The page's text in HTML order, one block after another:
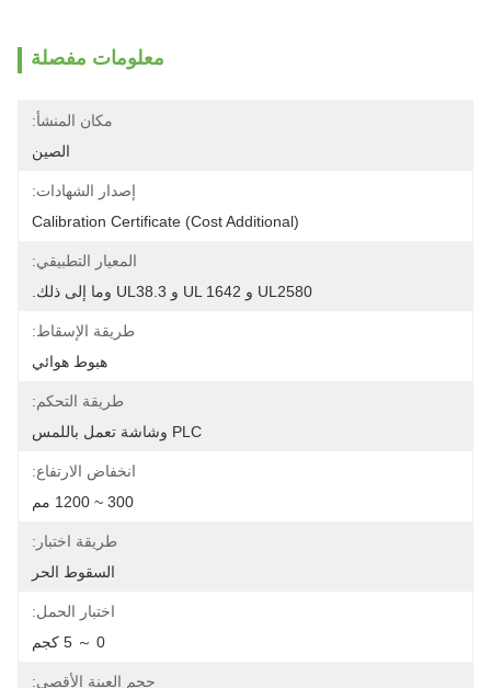
معلومات مفصلة
مكان المنشأ:
الصين
إصدار الشهادات:
Calibration Certificate (Cost Additional)
المعيار التطبيقي:
UL2580 و UL 1642 و UL38.3 وما إلى ذلك.
طريقة الإسقاط:
هبوط هوائي
طريقة التحكم:
PLC وشاشة تعمل باللمس
انخفاض الارتفاع:
300 ~ 1200 مم
طريقة اختبار:
السقوط الحر
اختبار الحمل:
0 ～ 5 كجم
حجم العينة الأقصى: